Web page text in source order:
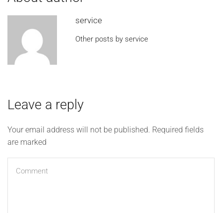
service
Other posts by service
Leave a reply
Your email address will not be published. Required fields
are marked